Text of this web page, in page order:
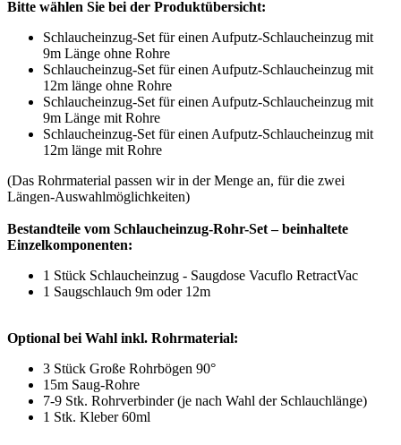
Bitte wählen Sie bei der Produktübersicht:
Schlaucheinzug-Set für einen Aufputz-Schlaucheinzug mit
9m Länge ohne Rohre
Schlaucheinzug-Set für einen Aufputz-Schlaucheinzug mit
12m länge ohne Rohre
Schlaucheinzug-Set für einen Aufputz-Schlaucheinzug mit
9m Länge mit Rohre
Schlaucheinzug-Set für einen Aufputz-Schlaucheinzug mit
12m länge mit Rohre
(Das Rohrmaterial passen wir in der Menge an, für die zwei
Längen-Auswahlmöglichkeiten)
Bestandteile vom Schlaucheinzug-Rohr-Set – beinhaltete
Einzelkomponenten:
1 Stück Schlaucheinzug - Saugdose Vacuflo RetractVac
1 Saugschlauch 9m oder 12m
Optional bei Wahl inkl. Rohrmaterial:
3 Stück Große Rohrbögen 90°
15m Saug-Rohre
7-9 Stk. Rohrverbinder (je nach Wahl der Schlauchlänge)
1 Stk. Kleber 60ml